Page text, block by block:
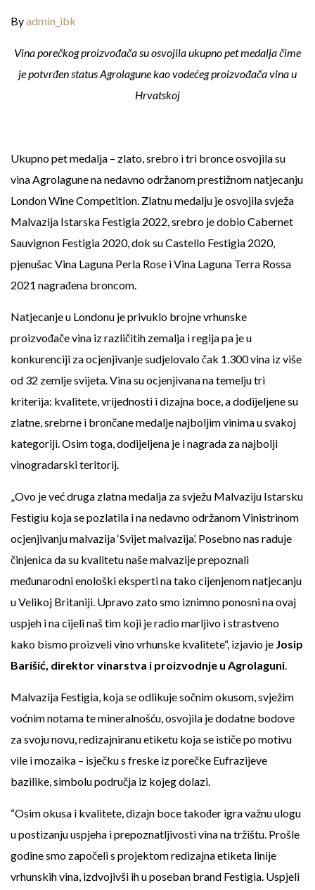
Byadmin_ibk
Vina porečkog proizvođača su osvojila ukupno pet medalja čime
je potvrđen status Agrolagune kao vodećeg proizvođača vina u
Hrvatskoj
Ukupno pet medalja – zlato, srebro i tri bronce osvojila su
vina Agrolagune na nedavno održanom prestižnom natjecanju
London Wine Competition. Zlatnu medalju je osvojila svježa
Malvazija Istarska Festigia 2022, srebro je dobio Cabernet
Sauvignon Festigia 2020, dok su Castello Festigia 2020,
pjenušac Vina Laguna Perla Rose i Vina Laguna Terra Rossa
2021 nagrađena broncom.
Natjecanje u Londonu je privuklo brojne vrhunske
proizvođače vina iz različitih zemalja i regija pa je u
konkurenciji za ocjenjivanje sudjelovalo čak 1.300 vina iz više
od 32 zemlje svijeta. Vina su ocjenjivana na temelju tri
kriterija: kvalitete, vrijednosti i dizajna boce, a dodijeljene su
zlatne, srebrne i brončane medalje najboljim vinima u svakoj
kategoriji. Osim toga, dodijeljena je i nagrada za najbolji
vinogradarski teritorij.
„Ovo je već druga zlatna medalja za svježu Malvaziju Istarsku
Festigiu koja se pozlatila i na nedavno održanom Vinistrinom
ocjenjivanju malvazija ‘Svijet malvazija’. Posebno nas raduje
činjenica da su kvalitetu naše malvazije prepoznali
međunarodni enološki eksperti na tako cijenjenom natjecanju
u Velikoj Britaniji. Upravo zato smo iznimno ponosni na ovaj
uspjeh i na cijeli naš tim koji je radio marljivo i strastveno
kako bismo proizveli vino vrhunske kvalitete“, izjavio je Josip
Barišić, direktor vinarstva i proizvodnje u Agrolaguni.
Malvazija Festigia, koja se odlikuje sočnim okusom, svježim
voćnim notama te mineralnošću, osvojila je dodatne bodove
za svoju novu, redizajniranu etiketu koja se ističe po motivu
vile i mozaika – isječku s freske iz porečke Eufrazijeve
bazilike, simbolu područja iz kojeg dolazi.
“Osim okusa i kvalitete, dizajn boce također igra važnu ulogu
u postizanju uspjeha i prepoznatljivosti vina na tržištu. Prošle
godine smo započeli s projektom redizajna etiketa linije
vrhunskih vina, izdvojivši ih u poseban brand Festigia. Uspjeli